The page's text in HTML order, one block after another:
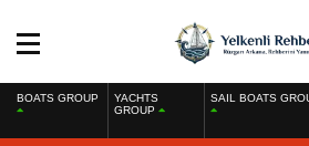
BOATS GROUP
YACHTS
GROUP
SAIL BOATS